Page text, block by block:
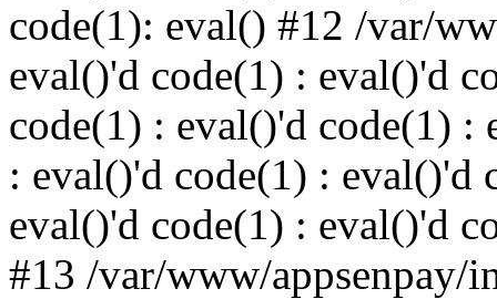
code(1): eval() #12 /var/
eval()'d code(1) : eval()'d
code(1) : eval()'d code(1) :
: eval()'d code(1) : eval()'d
eval()'d code(1) : eval()'d
#13 /var/www/appsenpay/